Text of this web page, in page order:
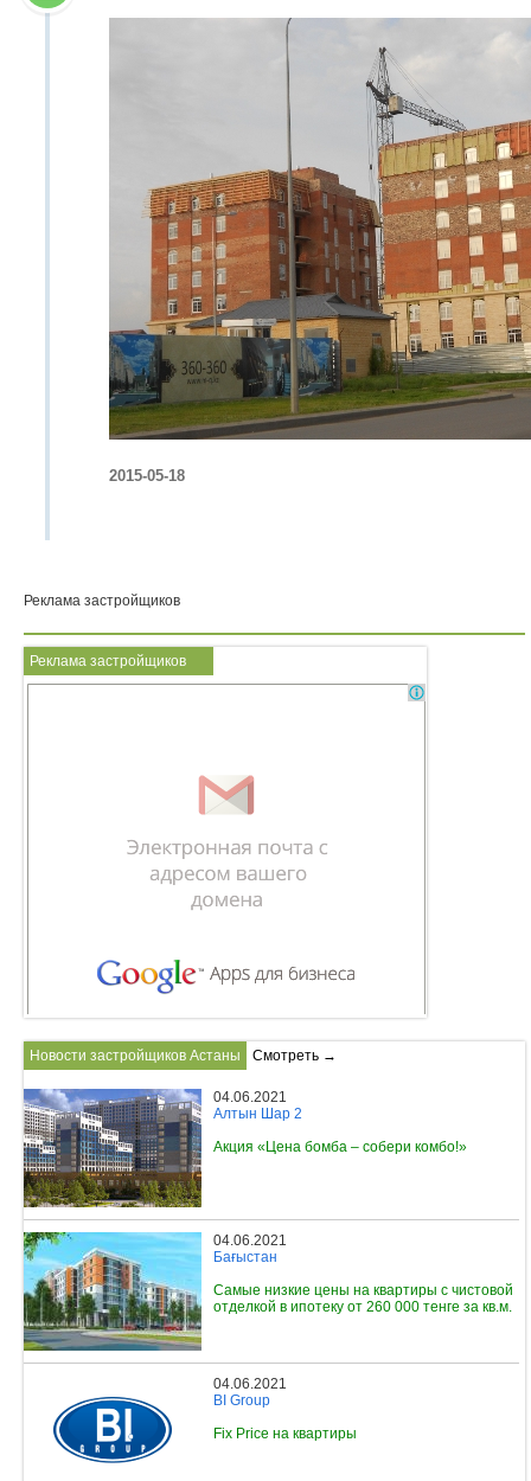
2015-05-18
Реклама застройщиков
Реклама застройщиков
Новости застройщиков Астаны Смотреть →
04.06.2021
Алтын Шар 2
Акция «Цена бомба – собери комбо!»
04.06.2021
Бағыстан
Самые низкие цены на квартиры с чистовой
отделкой в ипотеку от 260 000 тенге за кв.м.
04.06.2021
BI Group
Fix Price на квартиры